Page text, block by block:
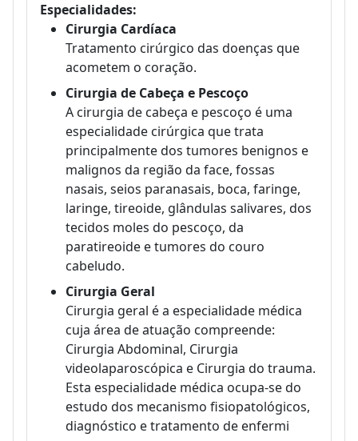
Especialidades:
Cirurgia Cardíaca
Tratamento cirúrgico das doenças que
acometem o coração.
Cirurgia de Cabeça e Pescoço
A cirurgia de cabeça e pescoço é uma
especialidade cirúrgica que trata
principalmente dos tumores benignos e
malignos da região da face, fossas
nasais, seios paranasais, boca, faringe,
laringe, tireoide, glândulas salivares, dos
tecidos moles do pescoço, da
paratireoide e tumores do couro
cabeludo.
Cirurgia Geral
Cirurgia geral é a especialidade médica
cuja área de atuação compreende:
Cirurgia Abdominal, Cirurgia
videolaparoscópica e Cirurgia do trauma.
Esta especialidade médica ocupa-se do
estudo dos mecanismo fisiopatológicos,
diagnóstico e tratamento de enfermi